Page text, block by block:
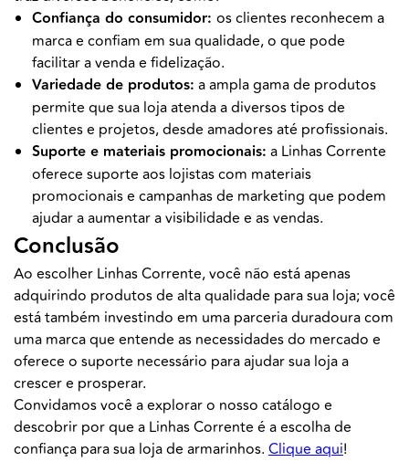
Confiança do consumidor: os clientes reconhecem a
marca e confiam em sua qualidade, o que pode
facilitar a venda e fidelização.
Variedade de produtos: a ampla gama de produtos
permite que sua loja atenda a diversos tipos de
clientes e projetos, desde amadores até profissionais.
Suporte e materiais promocionais: a Linhas Corrente
oferece suporte aos lojistas com materiais
promocionais e campanhas de marketing que podem
ajudar a aumentar a visibilidade e as vendas.
Conclusão
Ao escolher Linhas Corrente, você não está apenas
adquirindo produtos de alta qualidade para sua loja; você
está também investindo em uma parceria duradoura com
uma marca que entende as necessidades do mercado e
oferece o suporte necessário para ajudar sua loja a
crescer e prosperar.
Convidamos você a explorar o nosso catálogo e
descobrir por que a Linhas Corrente é a escolha de
confiança para sua loja de armarinhos. Clique aqui!